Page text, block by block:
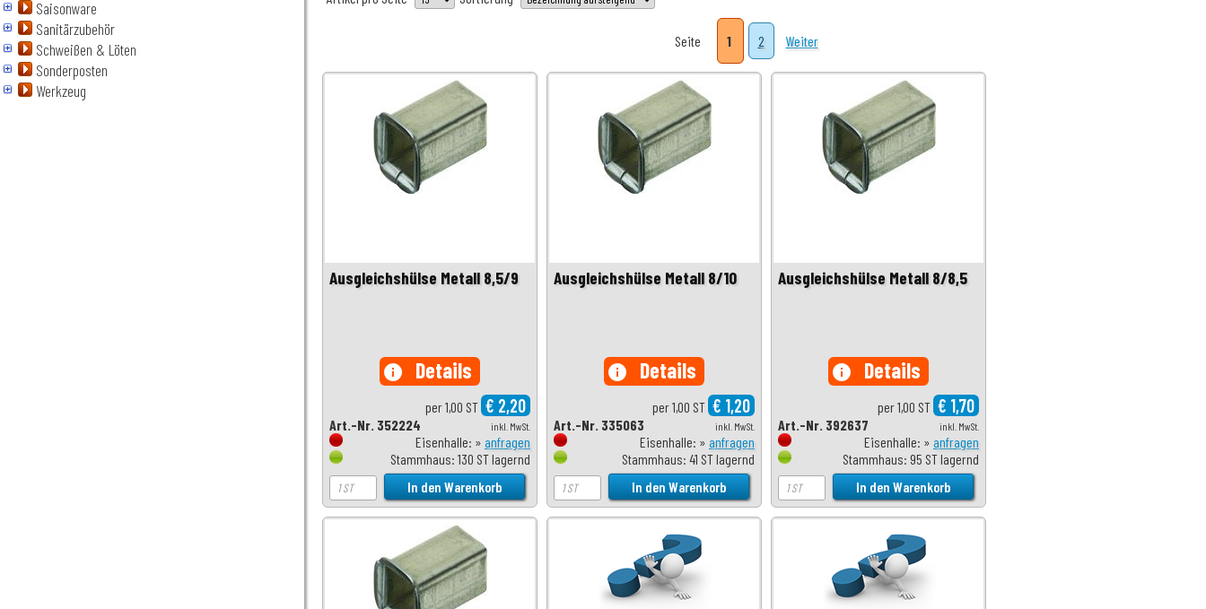
Saisonware
Sanitärzubehör
Schweißen & Löten
Sonderposten
Werkzeug
Seite 1 2 Weiter
Ausgleichshülse Metall 8,5/9
info Details
per 1,00 ST € 2,20
inkl. MwSt.
Art.-Nr. 352224
Eisenhalle: » anfragen
Stammhaus: 130 ST lagernd
Ausgleichshülse Metall 8/10
info Details
per 1,00 ST € 1,20
inkl. MwSt.
Art.-Nr. 335063
Eisenhalle: » anfragen
Stammhaus: 41 ST lagernd
Ausgleichshülse Metall 8/8,5
info Details
per 1,00 ST € 1,70
inkl. MwSt.
Art.-Nr. 392637
Eisenhalle: » anfragen
Stammhaus: 95 ST lagernd